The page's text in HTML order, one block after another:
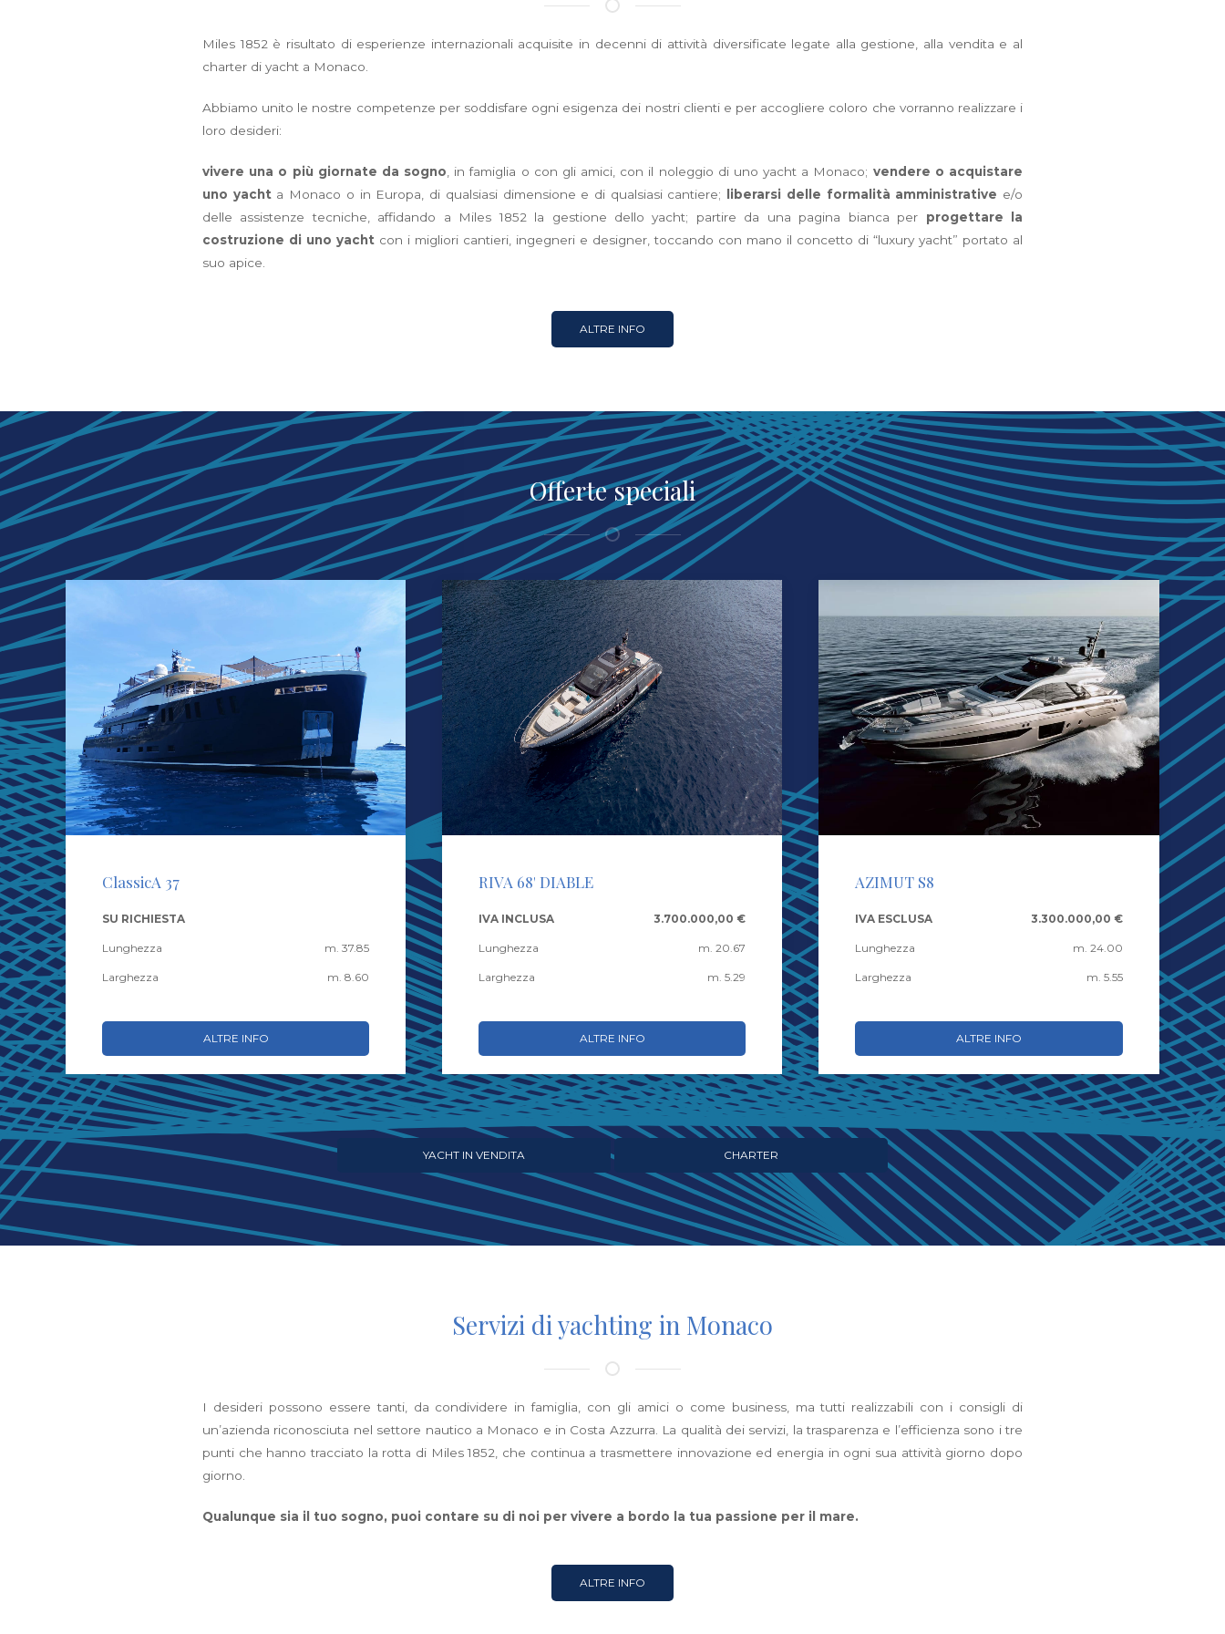
Miles 1852 è risultato di esperienze internazionali acquisite in decenni di attività diversificate legate alla gestione, alla vendita e al
charter di yacht a Monaco.
Abbiamo unito le nostre competenze per soddisfare ogni esigenza dei nostri clienti e per accogliere coloro che vorranno realizzare i
loro desideri:
vivere una o più giornate da sogno , in famiglia o con gli amici, con il noleggio di uno yacht a Monaco; vendere o acquistare
uno yachta Monaco o in Europa, di qualsiasi dimensione e di qualsiasi cantiere; liberarsi delle formalità amministrative e/o
delle assistenze tecniche, affidando a Miles 1852 la gestione dello yacht; partire da una pagina bianca per progettare la
costruzione di uno yacht con i migliori cantieri, ingegneri e designer, toccando con mano il concetto di “luxury yacht” portato al
suo apice.
ALTRE INFO
Offerte speciali
ClassicA 37
SU RICHIESTA
Lunghezza m. 37.85
Larghezza m. 8.60
ALTRE INFO
RIVA 68' DIABLE
IVA INCLUSA 3.700.000,00 €
Lunghezza m. 20.67
Larghezza m. 5.29
ALTRE INFO
AZIMUT S8
IVA ESCLUSA 3.300.000,00 €
Lunghezza m. 24.00
Larghezza m. 5.55
ALTRE INFO
YACHT IN VENDITA CHARTER
Servizi di yachting in Monaco
I desideri possono essere tanti, da condividere in famiglia, con gli amici o come business, ma tutti realizzabili con i consigli di
un’azienda riconosciuta nel settore nautico a Monaco e in Costa Azzurra. La qualità dei servizi, la trasparenza e l’efficienza sono i tre
punti che hanno tracciato la rotta di Miles 1852, che continua a trasmettere innovazione ed energia in ogni sua attività giorno dopo
giorno.
Qualunque sia il tuo sogno, puoi contare su di noi per vivere a bordo la tua passione per il mare.
ALTRE INFO